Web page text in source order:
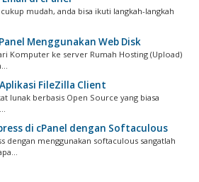
mudah, anda bisa ikuti langkah-langkah
Menggunakan Web Disk
Komputer ke server Rumah Hosting (Upload)
FileZilla Client
lunak berbasis Open Source yang biasa
di cPanel dengan Softaculous
dengan menggunakan softaculous sangatlah